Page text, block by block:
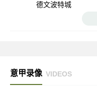
德文波特城
意甲录像 VIDEOS